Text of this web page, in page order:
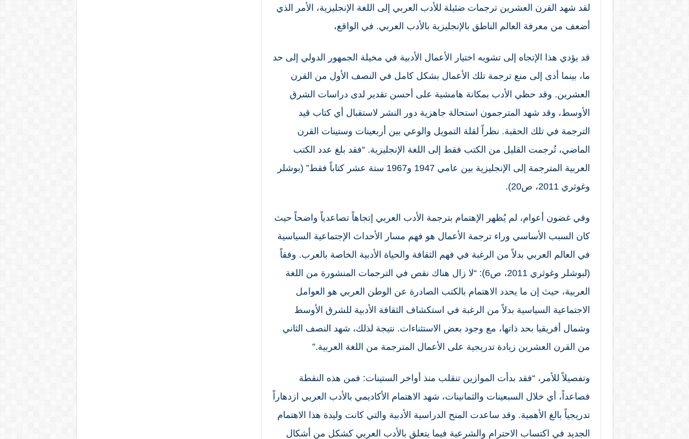
لقد شهد القرن العشرين ترجمات ضئيلة للأدب العربي إلى اللغة الإنجليزية، الأمر الذي
أضعف من معرفة العالم الناطق بالإنجليزية بالأدب العربي. في الواقع،
قد يؤدي هذا الإتجاه إلى تشويه اختيار الأعمال الأدبية في مخيلة الجمهور الدولي إلى حد
ما، بينما أدى إلى منع ترجمة تلك الأعمال بشكل كامل في النصف الأول من القرن
العشرين. وقد حظي الأدب بمكانة هامشية على أحسن تقدير لدى دراسات الشرق
الأوسط، وقد شهد المترجمون استحالة جاهزية دور النشر لاستقبال أي كتاب قيد
الترجمة في تلك الحقبة. نظراً لقلة التمويل والوعي بين أربعينات وستينات القرن
الماضي، تُرجمت القليل من الكتب فقط إلى اللغة الإنجليزية. “فقد بلغ عدد الكتب
العربية المترجمة إلى الإنجليزية بين عامي 1947 و1967 ستة عشر كتاباً فقط” (بوشلر
وغوثري 2011، ص20).
وفي غضون أعوام، لم يُظهر الإهتمام بترجمة الأدب العربي إتجاهاً تصاعدياً واضحاً حيث
كان السبب الأساسي وراء ترجمة الأعمال هو فهم مسار الأحداث الإجتماعية السياسية
في العالم العربي بدلاً من الرغبة في فهم الثقافة والحياة الأدبية الخاصة بالعرب. وفقاً
(لبوشلر وغوثري 2011، ص6): “لا زال هناك نقص في الترجمات المنشورة من اللغة
العربية، حيث إن ما يحدد الاهتمام بالكتب الصادرة عن الوطن العربي هو العوامل
الاجتماعية السياسية بدلاً من الرغبة في استكشاف الثقافة الأدبية للشرق الأوسط
وشمال أفريقيا بحد ذاتها، مع وجود بعض الاستثناءات. نتيجة لذلك، شهد النصف الثاني
من القرن العشرين زيادة تدريجية على الأعمال المترجمة من اللغة العربية.”
وتفصيلاً للأمر، “فقد بدأت الموازين تنقلب منذ أواخر الستينات: فمن هذه النقطة
فصاعداً، أي خلال السبعينات والثمانينات، شهد الاهتمام الأكاديمي بالأدب العربي ازدهاراً
تدريجياً بالغ الأهمية. وقد ساعدت المنح الدراسية الأدبية والتي كانت وليدة هذا الاهتمام
الجديد في اكتساب الاحترام والشرعية فيما يتعلق بالأدب العربي كشكل من أشكال